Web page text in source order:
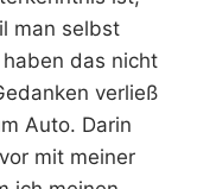
man selbst
das nicht
verließ
Auto. Darin
mit meiner